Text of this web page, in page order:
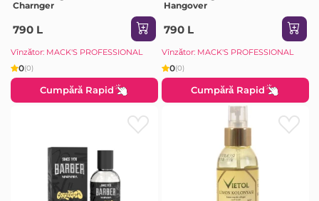
Charnger
790 L
Vînzător: MACK'S PROFESSIONAL
0(0)
Cumpără Rapid
Hangover
790 L
Vînzător: MACK'S PROFESSIONAL
0(0)
Cumpără Rapid